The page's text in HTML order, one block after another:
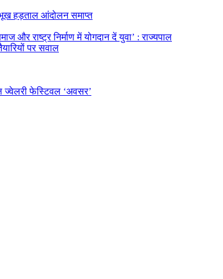
भूख हड़ताल आंदोलन समाप्त
और राष्ट्र निर्माण में योगदान दें युवा’ : राज्यपाल
पर सवाल
फेस्टिवल ‘अवसर’